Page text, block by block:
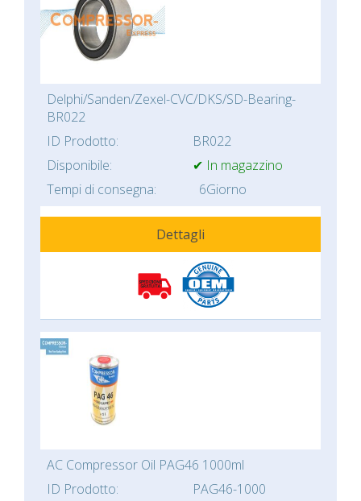
Delphi/Sanden/Zexel-CVC/DKS/SD-Bearing-
BR022
ID Prodotto:
BR022
Disponibile:
✔ In magazzino
Tempi di consegna:
6Giorno
Dettagli
AC Compressor Oil PAG46 1000ml
ID Prodotto:
PAG46-1000